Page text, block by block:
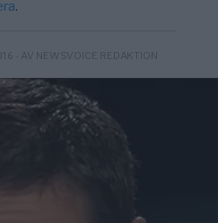
.
- AV NEWSVOICE REDAKTION